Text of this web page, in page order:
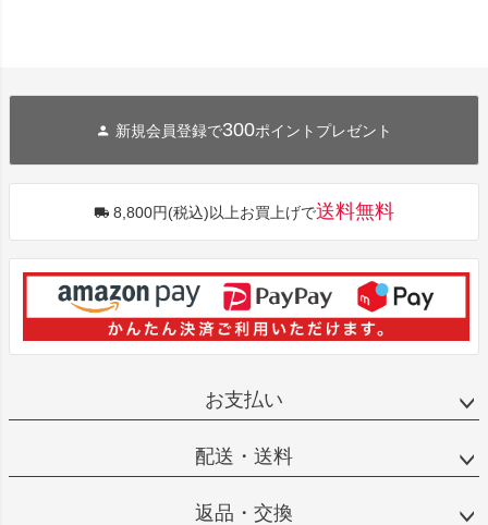
新規会員登録で300ポイントプレゼント
8,800円(税込)以上お買上げで送料無料
お支払い
配送・送料
返品・交換